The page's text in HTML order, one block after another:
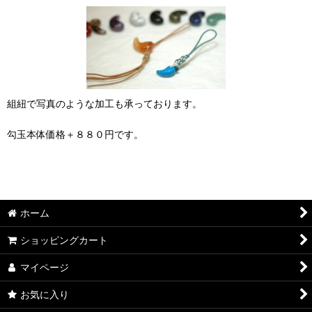
組紐で写真のような加工も承っております。
勾玉本体価格＋８８０円です。
ホーム
ショッピングカート
マイページ
お気に入り